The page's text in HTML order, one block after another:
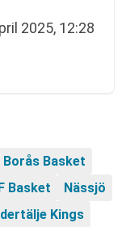
2025, 12:28
Borås Basket
Basket
Nässjö
Kings